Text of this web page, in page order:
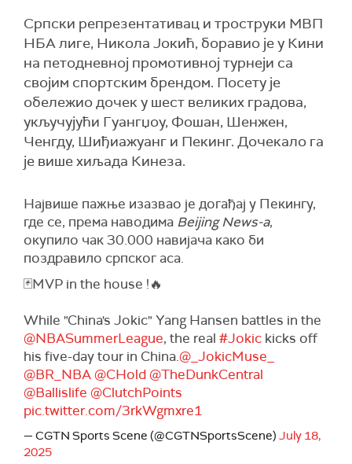
Српски репрезентативац и троструки МВП
НБА лиге, Никола Јокић, боравио је у Кини
на петодневној промотивној турнеји са
својим спортским брендом. Посету је
обележио дочек у шест великих градова,
укључујући Гуангџоу, Фошан, Шенжен,
Ченгду, Шиђиажуанг и Пекинг. Дочекало га
је више хиљада Кинеза.
Највише пажње изазвао је догађај у Пекингу,
где се, према наводима Beijing News-а,
окупило чак 30.000 навијача како би
поздравило српског аса.
🃏MVP in the house !🔥
While "China's Jokic" Yang Hansen battles in the
@NBASummerLeague, the real #Jokic kicks off
his five-day tour in China.@_JokicMuse_
@BR_NBA @CHold @TheDunkCentral
@Ballislife @ClutchPoints
pic.twitter.com/3rkWgmxre1
— CGTN Sports Scene (@CGTNSportsScene) July 18,
2025